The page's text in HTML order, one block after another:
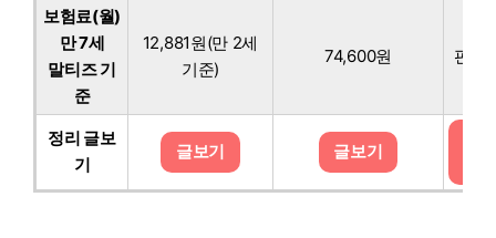
보험료(월)
만 7세
말티즈 기
준
12,881원(만 2세
기준)
74,600원 판매
정리 글보
기
글보기 글보기